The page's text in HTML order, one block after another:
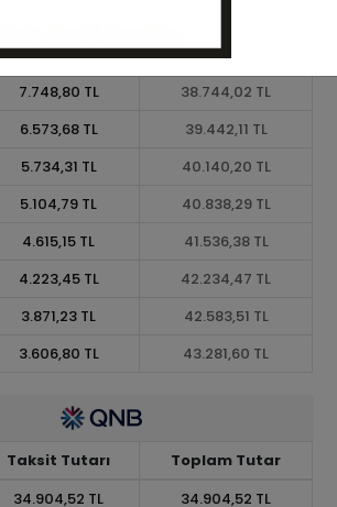
9.511,48 TL
38.045,93 TL
7.748,80 TL
38.744,02 TL
6.573,68 TL
39.442,11 TL
5.734,31 TL
40.140,20 TL
5.104,79 TL
40.838,29 TL
4.615,15 TL
41.536,38 TL
4.223,45 TL
42.234,47 TL
3.871,23 TL
42.583,51 TL
3.606,80 TL 43.281,60 TL
Taksit Tutarı
Toplam Tutar
34.904,52 TL
34.904,52 TL